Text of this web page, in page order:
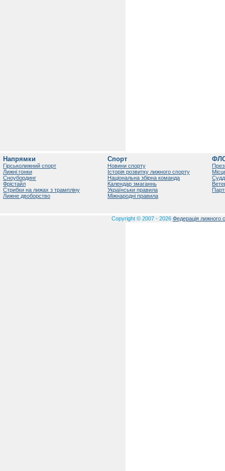
Напрямки
Гірськолижний спорт
Лижні гонки
Сноубординг
Фрістайл
Стрибки на лижах з трампліну
Лижне двоборство
Спорт
Новини спорту
Історія розвитку лижного спорту
Національна збірна команда
Календар змаганнь
Українськи правила
Міжнародні правила
Copyright © 2007 - 2026 Федерація лижного